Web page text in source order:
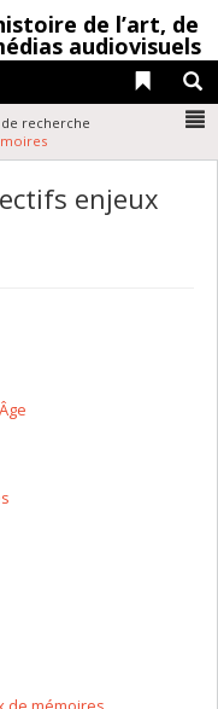
de l’art, de
audiovisuels
Liens
de recherche
enjeux